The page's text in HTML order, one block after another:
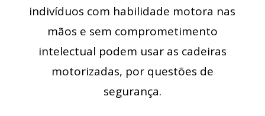
indivíduos com habilidade motora nas
mãos e sem comprometimento
intelectual podem usar as cadeiras
motorizadas, por questões de
segurança.